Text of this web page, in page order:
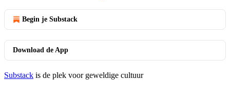
Begin je Substack
Download de App
Substack is de plek voor geweldige cultuur